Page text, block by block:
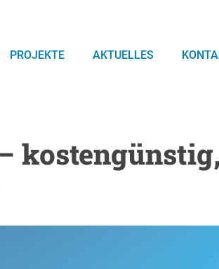
PROJEKTE AKTUELLES
kostengünstig,